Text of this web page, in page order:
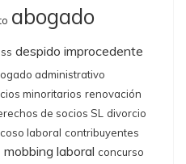
abogado
despido improcedente
administrativo
minoritarios renovación
de socios SL
divorcio
laboral contribuyentes
mobbing laboral concurso